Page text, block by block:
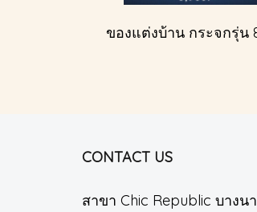
CONTACT US
สาขา Chic Republic บางนา